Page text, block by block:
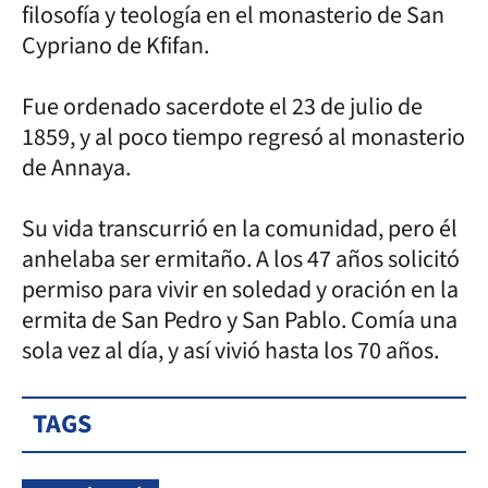
filosofía y teología en el monasterio de San
Cypriano de Kfifan.
Fue ordenado sacerdote el 23 de julio de
1859, y al poco tiempo regresó al monasterio
de Annaya.
Su vida transcurrió en la comunidad, pero él
anhelaba ser ermitaño. A los 47 años solicitó
permiso para vivir en soledad y oración en la
ermita de San Pedro y San Pablo. Comía una
sola vez al día, y así vivió hasta los 70 años.
TAGS